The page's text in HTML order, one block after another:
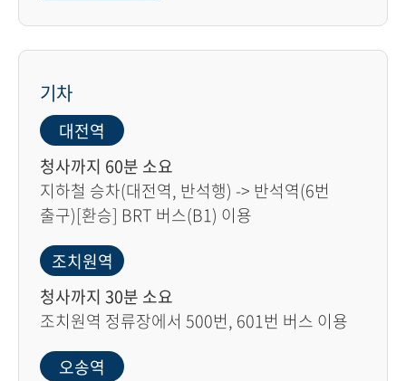
기차
대전역
청사까지 60분 소요
지하철 승차(대전역, 반석행) -> 반석역(6번
출구)[환승] BRT 버스(B1) 이용
조치원역
청사까지 30분 소요
조치원역 정류장에서 500번, 601번 버스 이용
오송역